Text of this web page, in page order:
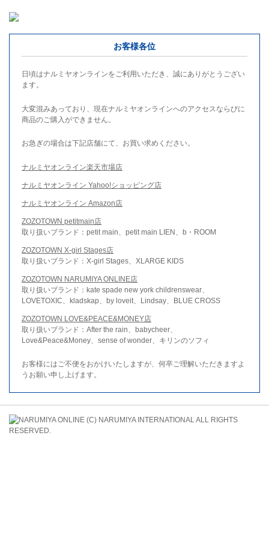
お客様各位
日頃はナルミヤオンラインをご利用いただき、誠にありがとうござい
ます。
大変混みあっており、現在ナルミヤオンラインへのアクセスならびに
商品のご購入ができません。
お急ぎの場合は下記店舗にて、お買い求めください。
ナルミヤオンライン楽天市場店
ナルミヤオンライン Yahoo!ショッピング店
ナルミヤオンライン Amazon店
ZOZOTOWN petitmain店
取り扱いブランド：petit main、petit main LIEN、b・ROOM
ZOZOTOWN X-girl Stages店
取り扱いブランド：X-girl Stages、XLARGE KIDS
ZOZOTOWN NARUMIYA ONLINE店
取り扱いブランド：kate spade new york childrenswear、
LOVETOXIC、kladskap、by loveit、Lindsay、BLUE CROSS
ZOZOTOWN LOVE&PEACE&MONEY店
取り扱いブランド：After the rain、babycheer、
Love&Peace&Money、sense of wonder、キリンのソフィ
お客様にはご不便をおかけいたしますが、何卒ご理解いただきますよ
うお願い申し上げます。